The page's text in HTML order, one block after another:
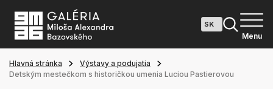
Menu
Hlavná stránka
Výstavy a podujatia
Detským mestečkom s historičkou umenia Luciou Pastierovou